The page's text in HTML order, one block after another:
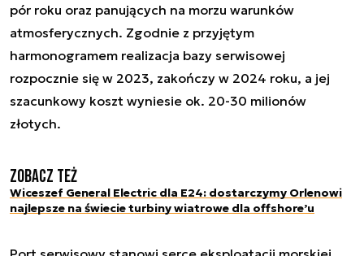
pór roku oraz panujących na morzu warunków
atmosferycznych. Zgodnie z przyjętym
harmonogramem realizacja bazy serwisowej
rozpocznie się w 2023, zakończy w 2024 roku, a jej
szacunkowy koszt wyniesie ok. 20-30 milionów
złotych.
Zobacz też
Wiceszef General Electric dla E24: dostarczymy Orlenowi
najlepsze na świecie turbiny wiatrowe dla offshore’u